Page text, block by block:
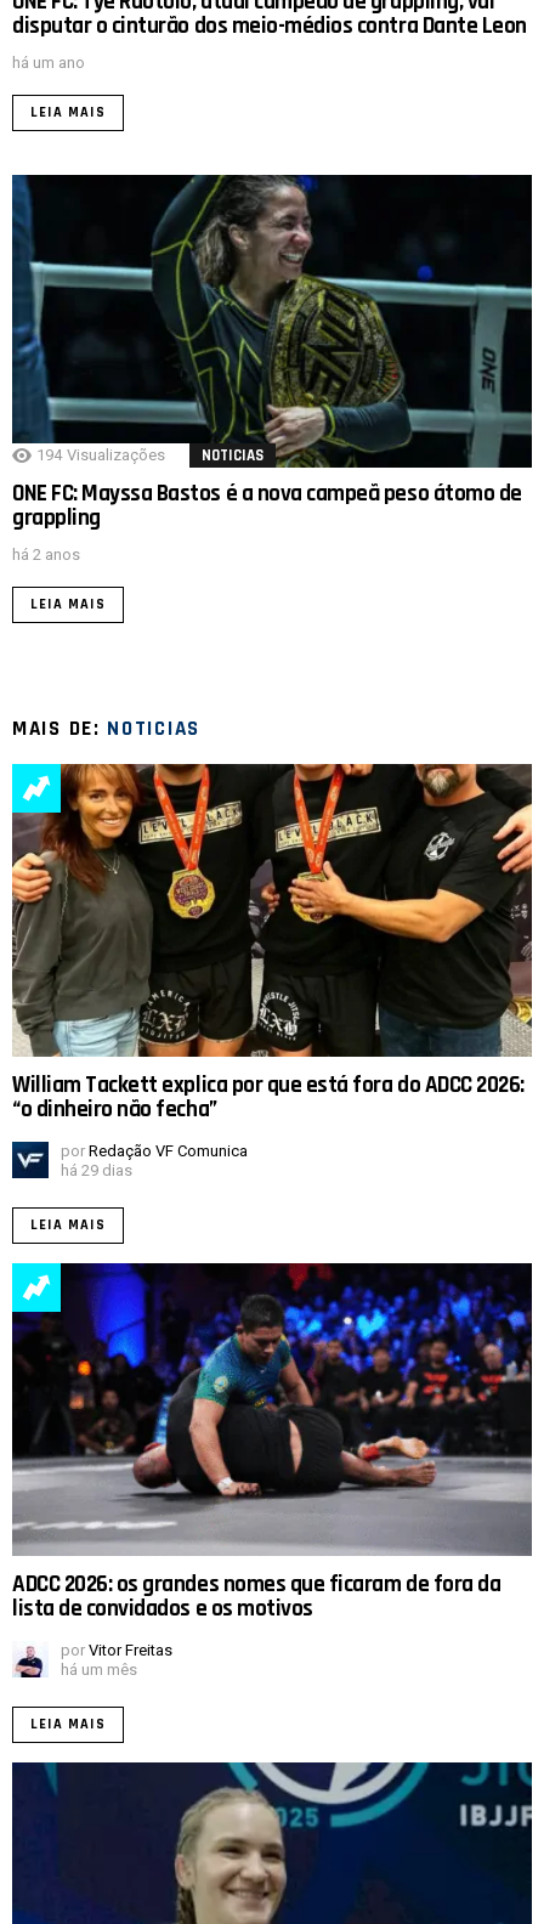
disputar o cinturão dos meio-médios contra Dante Leon
há um ano
LEIA MAIS
194 Visualizações NOTICIAS
ONE FC: Mayssa Bastos é a nova campeã peso átomo de
grappling
há 2 anos
LEIA MAIS
MAIS DE: NOTICIAS
William Tackett explica por que está fora do ADCC 2026:
“o dinheiro não fecha”
por Redação VF Comunica
há 29 dias
LEIA MAIS
ADCC 2026: os grandes nomes que ficaram de fora da
lista de convidados e os motivos
por Vitor Freitas
há um mês
LEIA MAIS